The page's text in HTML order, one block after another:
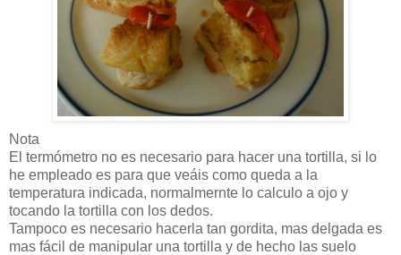
Nota
El termómetro no es necesario para hacer una tortilla, si lo
he empleado es para que veáis como queda a la
temperatura indicada, normalmernte lo calculo a ojo y
tocando la tortilla con los dedos.
Tampoco es necesario hacerla tan gordita, mas delgada es
mas fácil de manipular una tortilla y de hecho las suelo